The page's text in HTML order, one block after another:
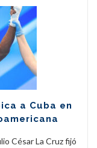
a Cuba en
César La Cruz fijó